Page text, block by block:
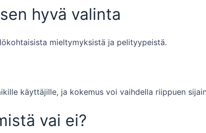
hyvä valinta
mieltymyksistä ja pelityypeistä.
käyttäjille, ja kokemus voi vaihdella riippuen
vai ei?